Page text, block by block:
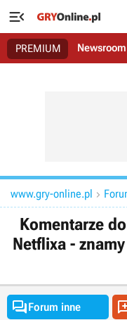

PREMIUM Newsroom
www.gry-online.pl 
Komentarze
Netflixa -
Forum inne